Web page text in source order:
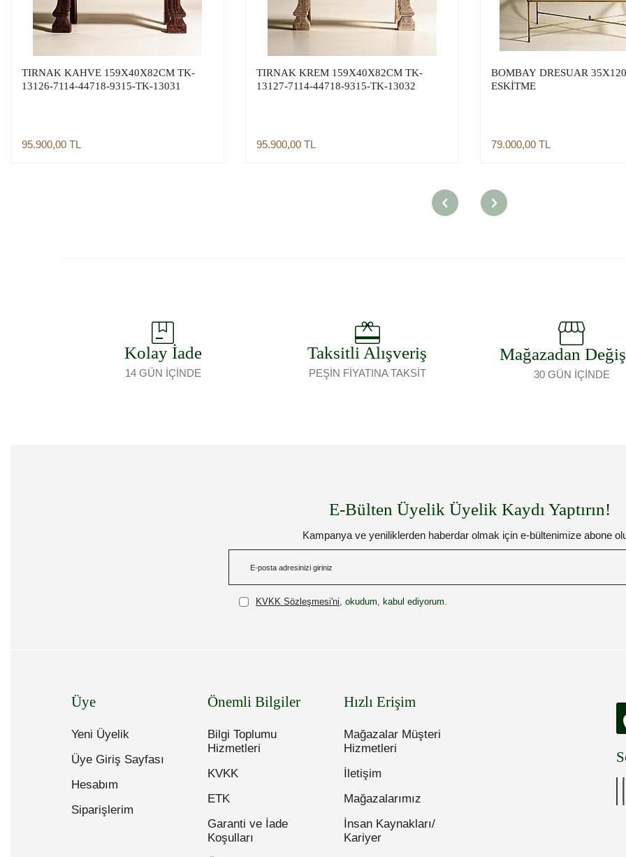
TIRNAK KAHVE 159X40X82CM TK-
13126-7114-44718-9315-TK-13031
95.900,00 TL
TIRNAK KREM 159X40X82CM TK-
13127-7114-44718-9315-TK-13032
95.900,00 TL
BOMBAY DRESUAR
ESKİTME
79.000,00 TL
Kolay İade
14 GÜN İÇİNDE
Taksitli Alışveriş
PEŞİN FİYATINA TAKSİT
Mağazadan
30 GÜN İÇİNDE
E-Bülten Üyelik Üyelik Kaydı Yaptırın!
Kampanya ve yeniliklerden haberdar olmak için e-bültenimize abone
KVKK Sözleşmesi'ni , okudum, kabul ediyorum.
Üye
Yeni Üyelik
Üye Giriş Sayfası
Hesabım
Siparişlerim
Önemli Bilgiler
Bilgi Toplumu
Hizmetleri
KVKK
ETK
Garanti ve İade
Koşulları
Hızlı Erişim
Mağazalar Müşteri
Hizmetleri
İletişim
Mağazalarımız
İnsan Kaynakları/
Kariyer